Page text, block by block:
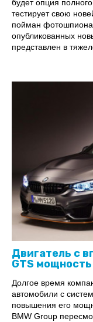
будет опция
тестирует свою
пойман
опубликованных
представлен в
Двигатель с
GTS
Долгое время
автомобили с
повышения его
BMW Group